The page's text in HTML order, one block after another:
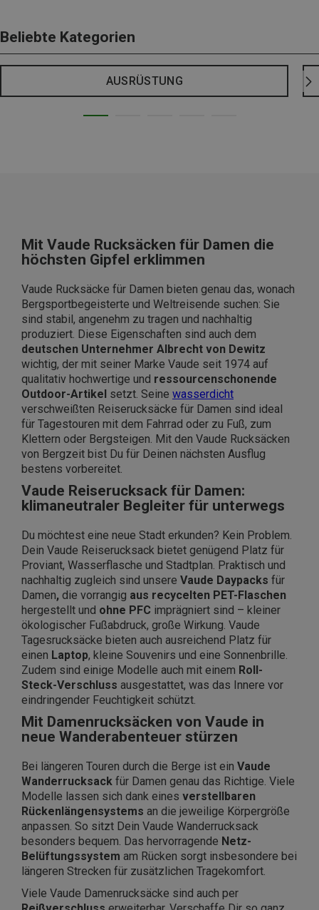
Beliebte Kategorien
AUSRÜSTUNG
Mit Vaude Rucksäcken für Damen die
höchsten Gipfel erklimmen
Vaude Rucksäcke für Damen bieten genau das, wonach
Bergsportbegeisterte und Weltreisende suchen: Sie
sind stabil, angenehm zu tragen und nachhaltig
produziert. Diese Eigenschaften sind auch dem
deutschen Unternehmer Albrecht von Dewitz
wichtig, der mit seiner Marke Vaude seit 1974 auf
qualitativ hochwertige und ressourcenschonende
Outdoor-Artikel setzt. Seine wasserdicht
verschweißten Reiserucksäcke für Damen sind ideal
für Tagestouren mit dem Fahrrad oder zu Fuß, zum
Klettern oder Bergsteigen. Mit den Vaude Rucksäcken
von Bergzeit bist Du für Deinen nächsten Ausflug
bestens vorbereitet.
Vaude Reiserucksack für Damen:
klimaneutraler Begleiter für unterwegs
Du möchtest eine neue Stadt erkunden? Kein Problem.
Dein Vaude Reiserucksack bietet genügend Platz für
Proviant, Wasserflasche und Stadtplan. Praktisch und
nachhaltig zugleich sind unsere Vaude Daypacks für
Damen, die vorrangig aus recycelten PET-Flaschen
hergestellt und ohne PFC imprägniert sind – kleiner
ökologischer Fußabdruck, große Wirkung. Vaude
Tagesrucksäcke bieten auch ausreichend Platz für
einen Laptop, kleine Souvenirs und eine Sonnenbrille.
Zudem sind einige Modelle auch mit einem Roll-
Steck-Verschluss ausgestattet, was das Innere vor
eindringender Feuchtigkeit schützt.
Mit Damenrucksäcken von Vaude in
neue Wanderabenteuer stürzen
Bei längeren Touren durch die Berge ist ein Vaude
Wanderrucksack für Damen genau das Richtige. Viele
Modelle lassen sich dank eines verstellbaren
Rückenlängensystems an die jeweilige Körpergröße
anpassen. So sitzt Dein Vaude Wanderrucksack
besonders bequem. Das hervorragende Netz-
Belüftungssystem am Rücken sorgt insbesondere bei
längeren Strecken für zusätzlichen Tragekomfort.
Viele Vaude Damenrucksäcke sind auch per